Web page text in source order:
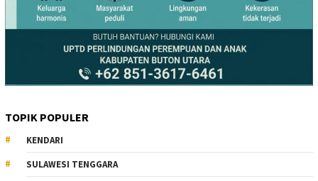
TOPIK POPULER
KENDARI
SULAWESI TENGGARA